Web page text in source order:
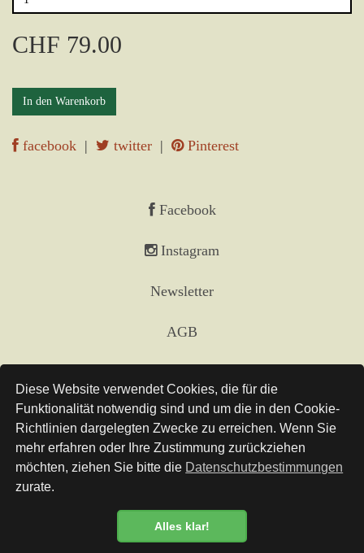
Datenschutzbestimmung
Diese Website verwendet Cookies, die für die
Funktionalität notwendig sind und um die in den Cookie-
Richtlinien dargelegten Zwecke zu erreichen. Wenn Sie
mehr erfahren oder Ihre Zustimmung zurückziehen
möchten, ziehen Sie bitte die Datenschutzbestimmungen
zurate.
Alles klar!
CHF 79.00
In den Warenkorb
facebook | twitter | Pinterest
Facebook
Instagram
Newsletter
AGB
Versand
Links